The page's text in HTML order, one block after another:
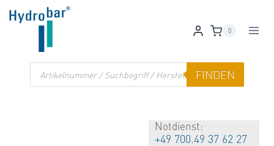
Zum
Inhalt
0
Products
search
FINDEN
Notdienst:
+49 700.49 37 62 27